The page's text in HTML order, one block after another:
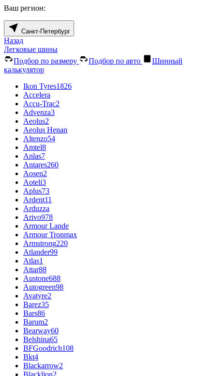
Ваш регион:
Санкт-Петербург
Назад
Легковые шины
Подбор по размеру
Подбор по авто
Шинный
калькулятор
Ikon Tyres1826
Accelera
Accu-Trac2
Advenza3
Aeolus2
Aeolus Henan
Altenzo54
Amtel8
Anlas7
Antares260
Aosen2
Aoteli3
Aplus73
Ardent11
Arduzza
Arivo978
Armour Lande
Armour Tronmax
Armstrong220
Atlander99
Atlas1
Attar88
Austone688
Autogreen98
Avatyre2
Barez35
Bars86
Barum2
Bearway60
Belshina65
BFGoodrich108
Bkt4
Blackarrow2
Blacklion2